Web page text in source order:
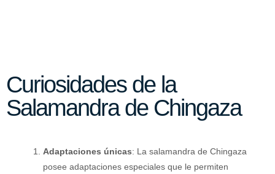
Curiosidades de la
Salamandra de Chingaza
Adaptaciones únicas: La salamandra de Chingaza
posee adaptaciones especiales que le permiten